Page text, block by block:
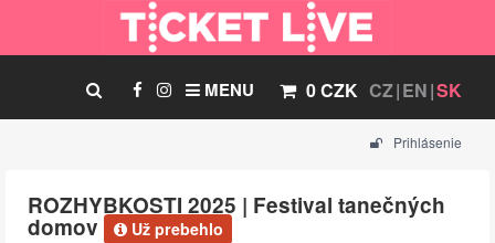
CZ EN SK
0 CZK
MENU
Prihlásenie
ROZHYBKOSTI 2025 | Festival tanečných
domov Už prebehlo